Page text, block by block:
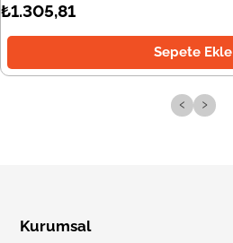
₺1.305,81
Sepete Ekle
‹ ›
Kurumsal